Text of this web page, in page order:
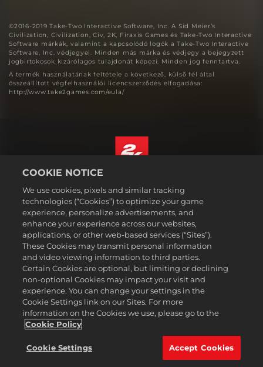
©2016-2019 Take-Two Interactive Software, Inc. A Sid Meier’s
Civilization, Civilization, Civ, 2K, Firaxis Games és Take-Two Interactive
Software márkák, valamint a kapcsolódó logók a Take-Two Interactive
Software, Inc. védjegyei. Minden más márka és védjegy a bejegyzett
jogbirtokosok kizárólagos tulajdonát képezi. Minden jog fenntartva.
A termék használatának feltétele a következő, külső fél által
összeállított végfelhasználói licencszerződés elfogadása:
http://www.take2games.com/eula/
Jogi dokumentumok
Adatvédelmi elvek
Sütikezelési elvek
Támogatás
Ne adják el és ne osszák meg a személyes adataimat
Order Lookup & Refunds
2K Ad Partners
©2016-2026 Take-Two Interactive Software Inc. 2K, Firaxis Games,
Civilization, and their respective logos are trademarks of Take-Two
Interactive Software, Inc. All rights reserved.
Minden itt említett márka és védjegy a bejegyzett jogbirtokosok
kizárólagos tulajdonát képezi.
Magyar
COOKIE NOTICE
We use cookies, pixels and similar tracking
technologies (“Cookies”) to optimize your game
experience, personalize advertisements, and
enhance your experience across our websites,
applications, or other web-based services (“Sites”).
These Cookies may transmit personal information
and video viewing information to third parties.
Certain Cookies are optional, but limiting or declining
non-optional Cookies may impact your visit and
experience. You can change your settings in the
Cookie Settings link on our Sites. For more
information on the Cookies we use, please go to the
Cookie Policy
Cookie Settings Accept Cookies